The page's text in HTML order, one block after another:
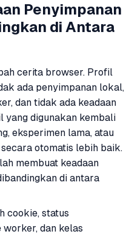
Penyimpanan
di Antara
cerita browser. Profil
ada penyimpanan lokal,
dan tidak ada keadaan
yang digunakan kembali
eksperimen lama, atau
otomatis lebih baik.
membuat keadaan
di antara
cookie, status
dan kelas